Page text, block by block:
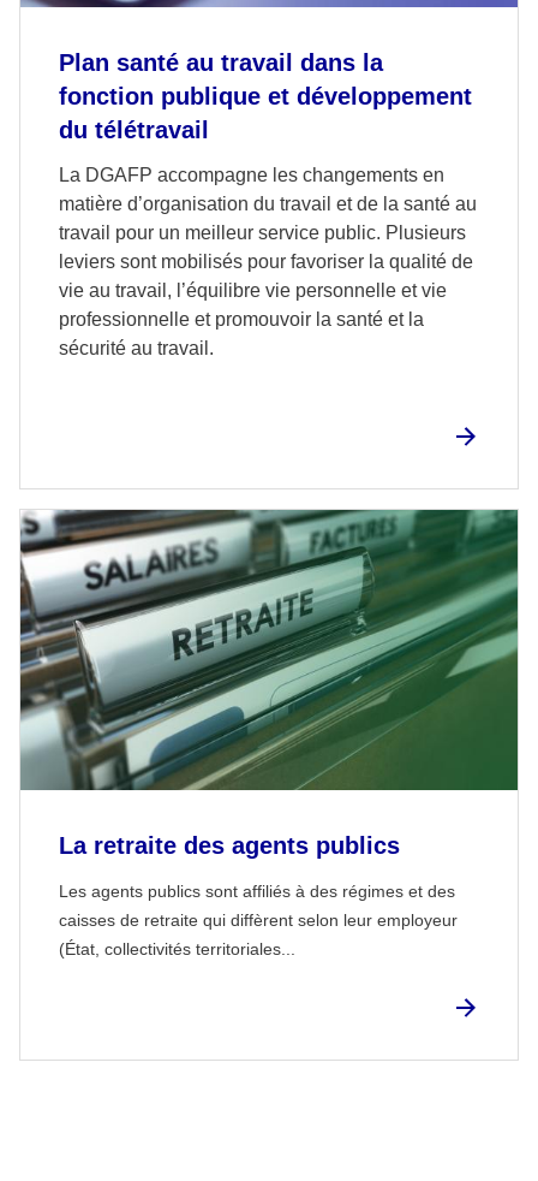
Plan santé au travail dans la
fonction publique et développement
du télétravail
La DGAFP accompagne les changements en
matière d’organisation du travail et de la santé au
travail pour un meilleur service public. Plusieurs
leviers sont mobilisés pour favoriser la qualité de
vie au travail, l’équilibre vie personnelle et vie
professionnelle et promouvoir la santé et la
sécurité au travail.
La retraite des agents publics
Les agents publics sont affiliés à des régimes et des
caisses de retraite qui diffèrent selon leur employeur
(État, collectivités territoriales...